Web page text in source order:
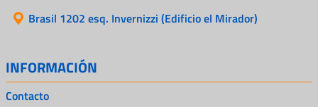
Brasil 1202 esq. Invernizzi (Edificio el Mirador)
INFORMACIÓN
Contacto